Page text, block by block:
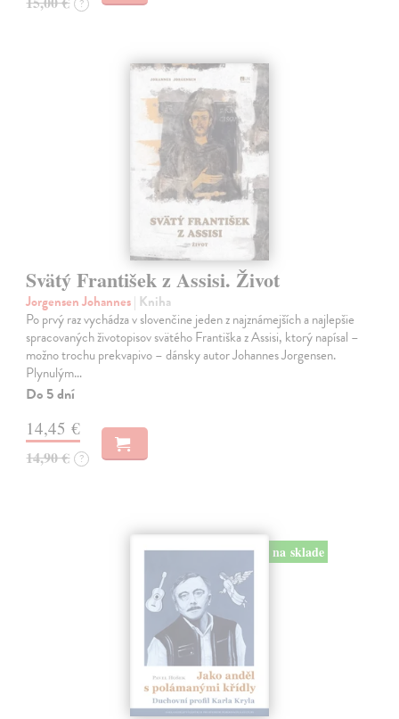
?
Svätý František z Assisi. Život
Jorgensen Johannes| Kniha
Po prvý raz vychádza v slovenčine jeden z najznámejších a najlepšie
spracovaných životopisov svätého Františka z Assisi, ktorý napísal –
možno trochu prekvapivo – dánsky autor Johannes Jorgensen.
Plynulým…
Do 5 dní
14,45 €
14,90 € ?
na sklade